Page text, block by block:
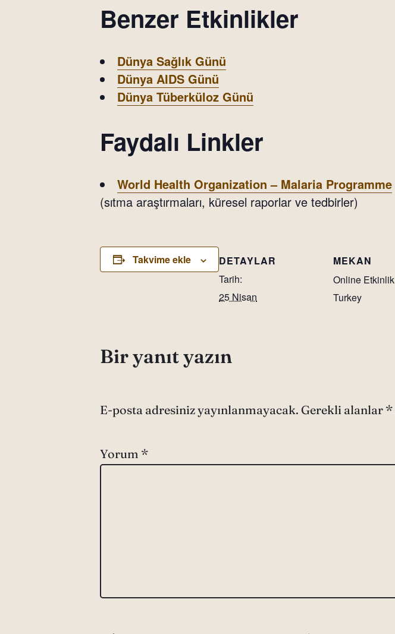
Benzer Etkinlikler
Dünya Sağlık Günü
Dünya AIDS Günü
Dünya Tüberküloz Günü
Faydalı Linkler
World Health Organization – Malaria Programme
(sıtma araştırmaları, küresel raporlar ve tedbirler)
Takvime ekle
DETAYLAR
Tarih:
25 Nisan
MEKAN
Online Etkinlik
Turkey
Bir yanıt yazın
E-posta adresiniz yayınlanmayacak. Gerekli alanlar *
Yorum *